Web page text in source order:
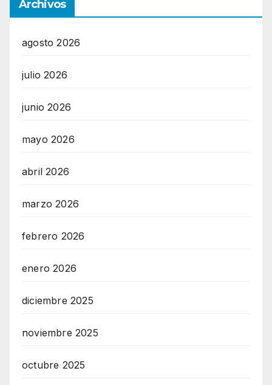
Archivos
agosto 2026
julio 2026
junio 2026
mayo 2026
abril 2026
marzo 2026
febrero 2026
enero 2026
diciembre 2025
noviembre 2025
octubre 2025